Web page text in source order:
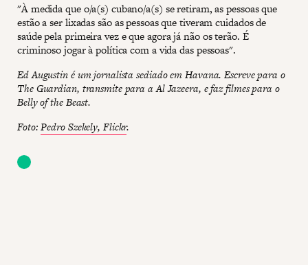
"À medida que o/a(s) cubano/a(s) se retiram, as pessoas que
estão a ser lixadas são as pessoas que tiveram cuidados de
saúde pela primeira vez e que agora já não os terão. É
criminoso jogar à política com a vida das pessoas".
Ed Augustin é um jornalista sediado em Havana. Escreve para o
The Guardian, transmite para a Al Jazeera, e faz filmes para o
Belly of the Beast.
Foto:Pedro Szekely, Flickr.